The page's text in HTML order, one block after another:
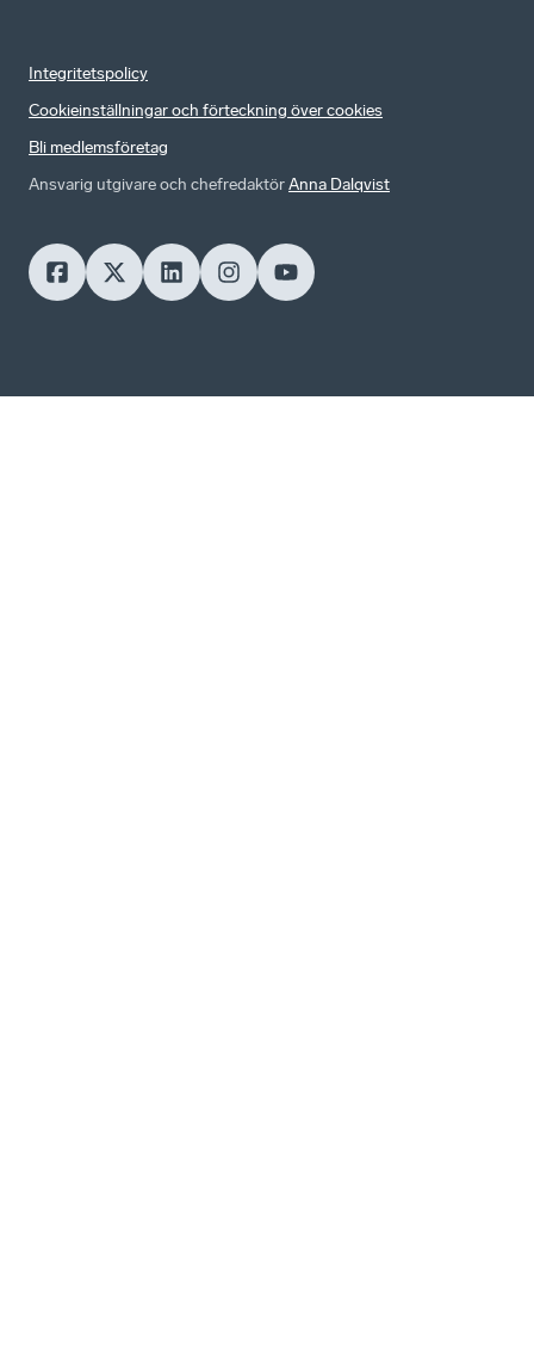
Integritetspolicy
Cookieinställningar och förteckning över cookies
Bli medlemsföretag
Ansvarig utgivare och chefredaktörAnna Dalqvist